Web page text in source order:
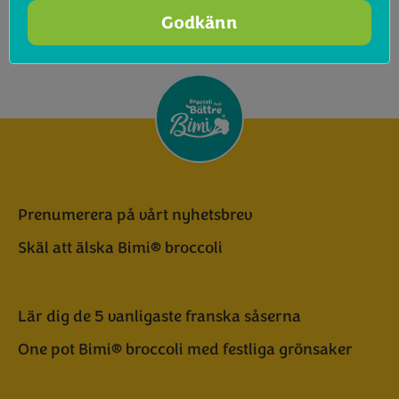
Servera
Godkänn
Prenumerera på vårt nyhetsbrev
Skäl att älska Bimi® broccoli
Lär dig de 5 vanligaste franska såserna
One pot Bimi® broccoli med festliga grönsaker